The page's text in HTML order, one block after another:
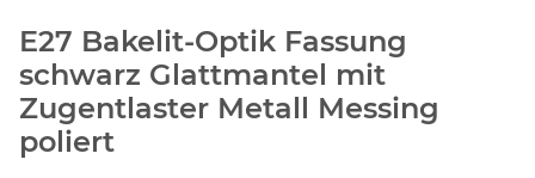
E27 Bakelit-Optik Fassung
schwarz Glattmantel mit
Zugentlaster Metall Messing
poliert